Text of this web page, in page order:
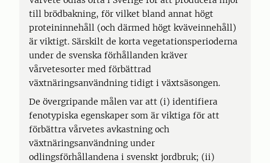
till brödbakning, för vilket bland annat högt
proteininnehåll (och därmed högt kväveinnehåll)
är viktigt. Särskilt de korta vegetationsperioderna
under de svenska förhållanden kräver
vårvetesorter med förbättrad
växtnäringsanvändning tidigt i växtsäsongen.
De övergripande målen var att (i) identifiera
fenotypiska egenskaper som är viktiga för att
förbättra vårvetes avkastning och
växtnäringsanvändning under
odlingsförhållandena i svenskt jordbruk; (ii)